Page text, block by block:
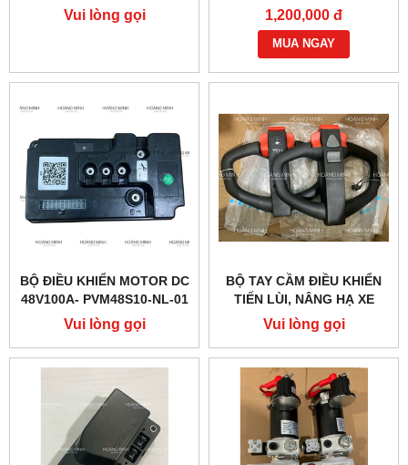
Vui lòng gọi
166MCU 24V-48V
1,200,000 đ
MUA NGAY
BỘ ĐIỀU KHIỂN MOTOR DC
48V100A- PVM48S10-NL-01
(PTE20Q)
Vui lòng gọi
BỘ TAY CẦM ĐIỀU KHIỂN
TIẾN LÙI, NÂNG HẠ XE
NÂNG ĐIỆN PTE15QA
Vui lòng gọi